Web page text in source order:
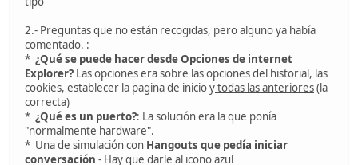
2.- Preguntas que no están recogidas, pero alguno ya había
comentado. :
* ¿Qué se puede hacer desde Opciones de internet
Explorer? Las opciones era sobre las opciones del historial, las
cookies, establecer la pagina de inicio ytodas las anteriores(la
correcta)
* ¿Qué es un puerto?: La solución era la que ponía
"normalmente hardware".
* Una de simulación con Hangouts que pedía iniciar
conversación - Hay que darle al icono azul